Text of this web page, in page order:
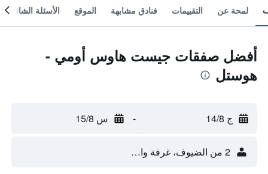
لمحة عن التقييمات فنادق مشابهة الموقع الأسئلة الشائعة
أفضل صفقات جيست هاوس أومي -
هوستل
ج 14/8 - س 15/8
2 من الضيوف، غرفة واحدة